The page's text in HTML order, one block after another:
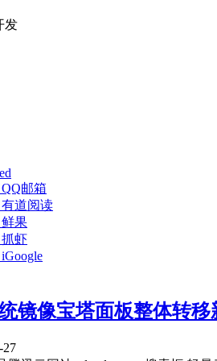
发
邮箱
道阅读
果
虾
镜像宝塔面板整体转
27